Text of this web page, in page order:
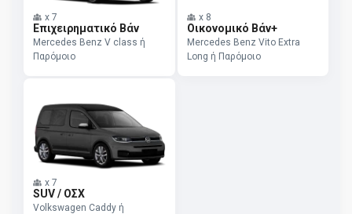
x 7
Επιχειρηματικό Βάν
Mercedes Benz V class ή
Παρόμοιο
x 8
Οικονομικό Βάν+
Mercedes Benz Vito Extra
Long ή Παρόμοιο
x 7
SUV / ΟΣΧ
Volkswagen Caddy ή